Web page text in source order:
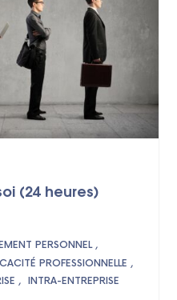
(24 heures)
PERSONNEL
PROFESSIONNELLE
INTRA-ENTREPRISE